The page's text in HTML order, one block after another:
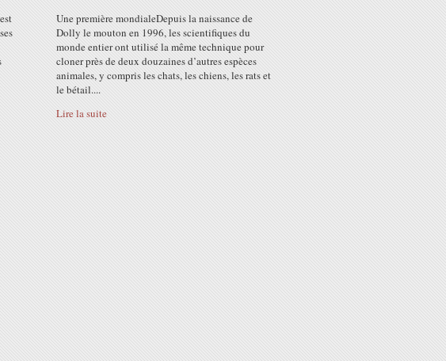
Une première mondialeDepuis la naissance de
Dolly le mouton en 1996, les scientifiques du
monde entier ont utilisé la même technique pour
cloner près de deux douzaines d’autres espèces
animales, y compris les chats, les chiens, les rats et
le bétail....
Lire la suite